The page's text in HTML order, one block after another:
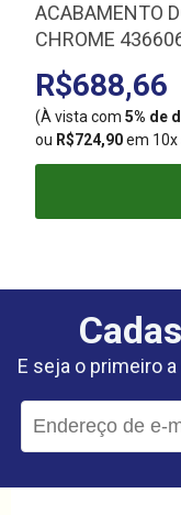
ACABAMENTO
CHROME
R$688,66
(À vista com 5% de
ou R$724,90em 10x
E seja o primeiro